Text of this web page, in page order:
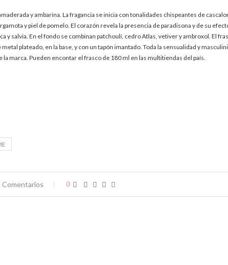
y ambarina. La fragancia se inicia con tonalidades chispeantes de
y piel de pomelo. El corazón revela la presencia de paradisona y de su
y salvia. En el fondo se combinan patchoulí, cedro Atlas, vetiver y ambroxol. El
plateado, en la base, y con un tapón imantado. Toda la sensualidad y
marca. Pueden encontar el frasco de 180 ml en las multitiendas del país.
Comentarios 0